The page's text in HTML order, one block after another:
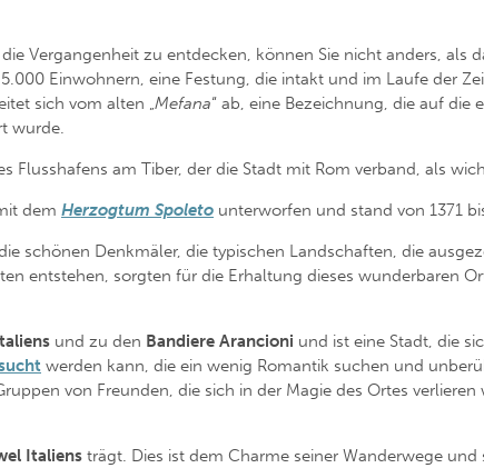
Vergangenheit zu entdecken, können Sie nicht anders, als
Einwohnern, eine Festung, die intakt und im Laufe der
sich vom alten „ Mefana“ ab, eine Bezeichnung, die auf
wurde.
Flusshafens am Tiber, der die Stadt mit Rom verband, als
dem Herzogtum Spoleto unterworfen und stand von 1371
schönen Denkmäler, die typischen Landschaften, die
entstehen, sorgten für die Erhaltung dieses wunderbaren
und zu den Bandiere Arancioni und ist eine Stadt, die
werden kann, die ein wenig Romantik suchen und
von Freunden, die sich in der Magie des Ortes
Italiens trägt. Dies ist dem Charme seiner Wanderwege